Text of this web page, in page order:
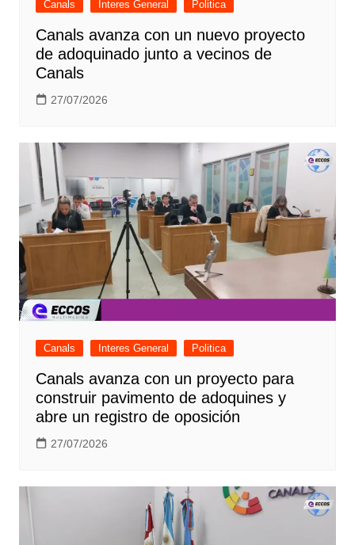
Canals Interes General Politica
Canals avanza con un nuevo proyecto
de adoquinado junto a vecinos de
Canals
27/07/2026
Canals Interes General Politica
Canals avanza con un proyecto para
construir pavimento de adoquines y
abre un registro de oposición
27/07/2026